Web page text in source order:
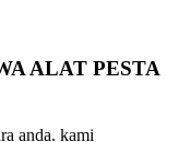
ALAT PESTA
anda. kami